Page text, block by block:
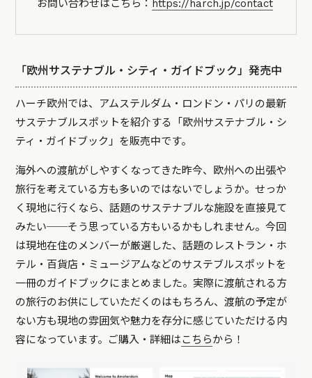
お問い合わせはこちら： https://harch.jp/contact
「欧州サステナブル・シティ・ガイドブック」発売中
ハーチ欧州では、アムステルダム・ロンドン・パリの最新
サステナブルスポットを紹介する「欧州サステナブル・シ
ティ・ガイドブック」を販売中です。
海外への渡航がしやすくなってきた昨今、欧州への出張や
旅行を考えている方も多いのではないでしょうか。せっか
く現地に行くなら、話題のサステナブルな施設を直接見て
みたい──そう思っている方もいるかもしれません。今回
は現地在住のメンバーが厳選した、話題のレストラン・ホ
テル・百貨店・ミュージアムなどのサステブルスポットを
一冊のガイドブックにまとめました。実際に渡航される方
の旅行のお供にしていただくのはもちろん、渡航の予定が
ない方も現地の雰囲気や魅力を存分に感じていただける内
容になっています。ご購入・詳細はこちらから！